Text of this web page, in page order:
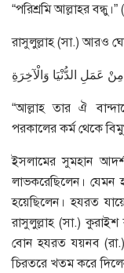
“পরিশ্রমি আল্লাহর
রাসুলুল্লাহ (সা.) আরও
عَمَلِ الدُّنْيَا وَالْآخِرَةِ
“আল্লাহ তার ঐ
পরকালের কর্ম থেকে
ইসলামের সুমহান
লাভকরেছিলেন। যেমন
হয়েছিলেন। হযরত
রাসুলুল্লাহ (সা.)
বোন হযরত যয়নব (রা.)
চিরতরে খতম করে